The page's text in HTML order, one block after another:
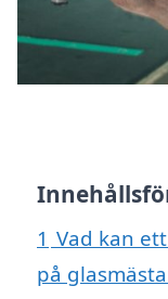
1 Vad kan
på